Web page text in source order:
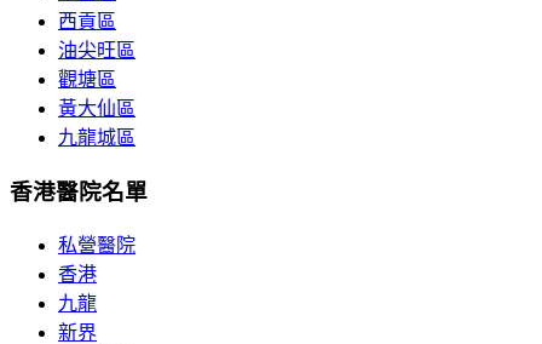
西貢區
油尖旺區
觀塘區
黃大仙區
九龍城區
香港醫院名單
私營醫院
香港
九龍
新界